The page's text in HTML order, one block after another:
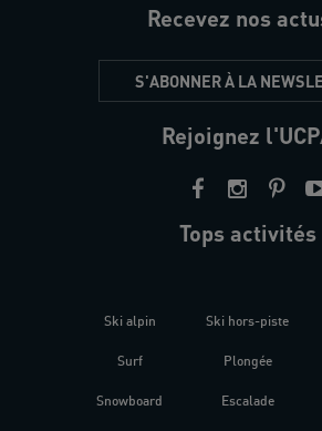
Recevez nos
S'ABONNER À LA
Rejoignez
Tops activités
Ski alpin
Surf
Snowboard
Ski hors-piste
Plongée
Escalade